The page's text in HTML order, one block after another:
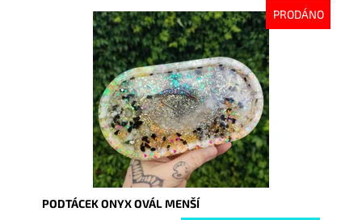
PRODÁNO
Dostupnost:
Vyprodáno
9042
PODTÁCEK ONYX OVÁL MENŠÍ